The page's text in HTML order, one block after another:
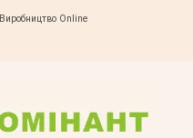
Виробництво Online